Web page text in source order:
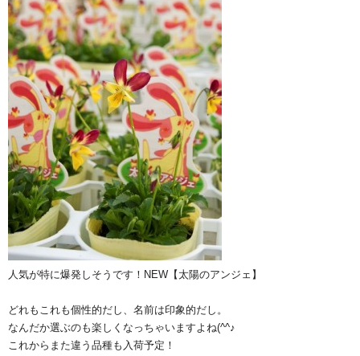
人気が特に爆発しそうです！NEW【太陽のアンジェ】
どれもこれも個性的だし、名前は印象的だし。
なんだか選ぶのも楽しくなっちゃいますよね(^^♪
これからまた違う品種も入荷予定！